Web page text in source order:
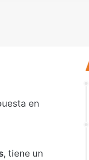
en
, tiene un